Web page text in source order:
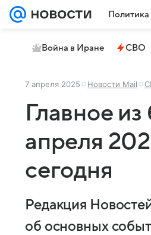
Политика
Война в Иране СВО
7 апреля 2025 Новости Mail
Главное
апреля
сегодня
Редакция
об основных